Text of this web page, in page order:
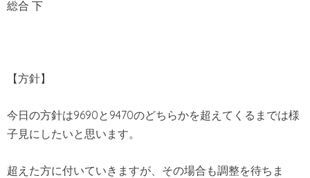
総合 下
【方針】
今日の方針は9690と9470のどちらかを超えてくるまでは様
子見にしたいと思います。
超えた方に付いていきますが、その場合も調整を待ちま